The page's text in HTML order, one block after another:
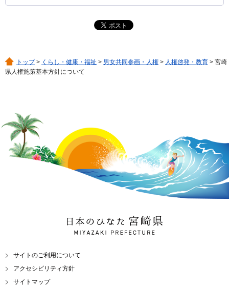
トップ> くらし・健康・福祉 > 男女共同参画・人権 > 人権啓発・教育 > 宮崎
県人権施策基本方針について
日本のひなた 宮崎県
MIYAZAKI PREFECTURE
サイトのご利用について
アクセシビリティ方針
サイトマップ